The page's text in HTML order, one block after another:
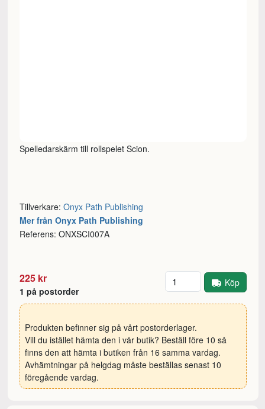
Spelledarskärm till rollspelet Scion.
Tillverkare:Onyx Path Publishing
Mer från Onyx Path Publishing
Referens: ONXSCI007A
225 kr
1 på postorder
Antal Köp
Produkten befinner sig på vårt postorderlager.
Vill du istället hämta den i vår butik? Beställ före 10 så
finns den att hämta i butiken från 16 samma vardag.
Avhämtningar på helgdag måste beställas senast 10
föregående vardag.